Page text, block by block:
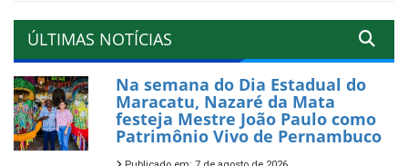
ÚLTIMAS NOTÍCIAS
Na semana do Dia Estadual do
Maracatu, Nazaré da Mata
festeja Mestre João Paulo como
Patrimônio Vivo de Pernambuco